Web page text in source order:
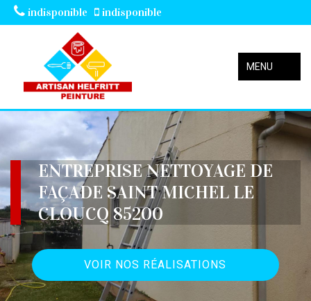
indisponible indisponible
MENU
ENTREPRISE NETTOYAGE DE
FAÇADE SAINT MICHEL LE
CLOUCQ 85200
VOIR NOS RÉALISATIONS